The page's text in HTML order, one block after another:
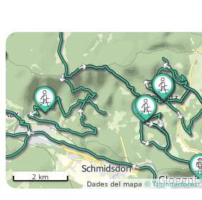
Dades del mapa © Thunderforest
2 km